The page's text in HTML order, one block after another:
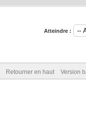
Atteindre :
Retourner en haut Version